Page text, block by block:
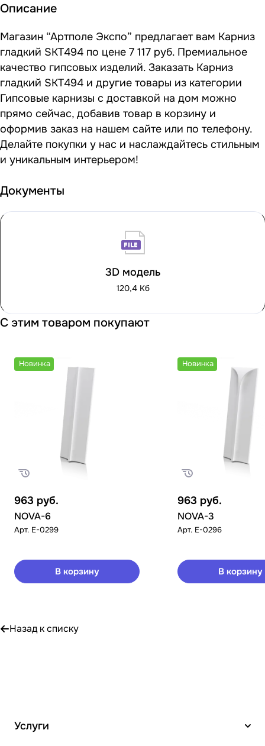
Описание
Магазин “Артполе Экспо” предлагает вам Карниз
гладкий SKT494 по цене 7 117 руб. Премиальное
качество гипсовых изделий. Заказать Карниз
гладкий SKT494 и другие товары из категории
Гипсовые карнизы с доставкой на дом можно
прямо сейчас, добавив товар в корзину и
оформив заказ на нашем сайте или по телефону.
Делайте покупки у нас и наслаждайтесь стильным
и уникальным интерьером!
Документы
3D модель
120,4 Кб
С этим товаром покупают
Новинка
963 руб.
NOVA-6
Арт. E-0299
В корзину
Новинка
963 руб.
NOVA-3
Арт. E-0296
В корзину
Назад к списку
Услуги